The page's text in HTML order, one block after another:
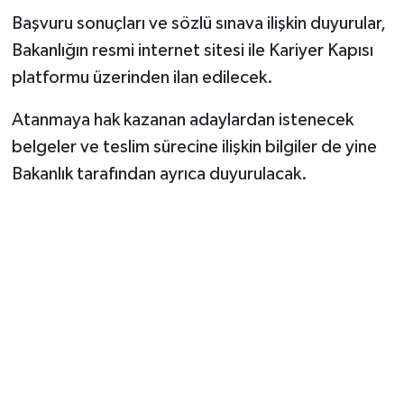
Başvuru sonuçları ve sözlü sınava ilişkin duyurular,
Bakanlığın resmi internet sitesi ile Kariyer Kapısı
platformu üzerinden ilan edilecek.
Atanmaya hak kazanan adaylardan istenecek
belgeler ve teslim sürecine ilişkin bilgiler de yine
Bakanlık tarafından ayrıca duyurulacak.